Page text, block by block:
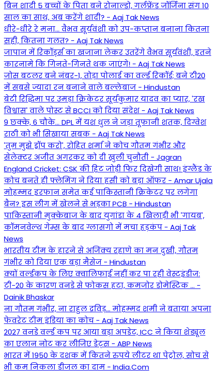
बिन शादी 5 बच्चों के पिता बने रोनाल्डो, गर्लफ्रेंड जॉर्जिना संग 10
साल का साथ, अब करेंगे शादी? - Aaj Tak News
धीरे-धीरे रे मना… वैभव सूर्यवंशी को उप-कप्तान बनाना कितना
सही, कितना गलत? - Aaj Tak News
जापान में रिकॉर्ड्स का खजाना लेकर उतरेंगे वैभव सूर्यवंशी, इतने
कारनामे कि गिनते-गिनते थक जाएंगे! - Aaj Tak News
जोस बटलर बने नंबर-1, तोड़ा पोलार्ड का वर्ल्ड रिकॉर्ड; बने टी20
में सबसे ज्यादा रन बनाने वाले बल्लेबाज - Hindustan
बेटी र‍िद्ध‍िमा पर उमड़ा क्रिकेटर सूर्यकुमार यादव का प्यार, 'रख
विश्वास' वाले पोस्ट से BCCI को दिया संदेश - Aaj Tak News
9 छक्के, 6 चौके... DPL में यश धुल ने जड़ा तूफानी शतक, द‍िग्वेश
राठी को भी स‍िखाया सबक - Aaj Tak News
'तुम मुझे ड्रॉप करो', रोहित शर्मा ने कोच गौतम गंभीर और
सेलेक्टर अजीत अगरकर को दी खुली चुनौती - Jagran
England Cricket: CSK की हिट जोड़ी फिर दिखेगी साथ! इंग्लैंड के
कोच बनते ही फ्लेमिंग ने दिया हसी को बड़ा ऑफर - Amar Ujala
मोहम्मद इरफान समेत कई पाकिस्तानी क्रिकेटर पर लगेगा
बैन? इस लीग में खेलने से भड़का PCB - Hindustan
पाकिस्तानी मुक्केबाज के बाद युगांडा के 4 खिलाड़ी भी 'गायब',
कॉमनवेल्थ गेम्स के बाद ग्लासगो में मचा हड़कंप - Aaj Tak
News
भारतीय टीम के हारने से अजिंक्य रहाणे का मन दुखी, गौतम
गंभीर को दिया एक बड़ा मैसेज - Hindustan
क्यों वर्ल्डकप के लिए क्वालिफाई नहीं कर पा रही वेस्टइंडीज:
टी-20 के कारण वनडे से फोकस हटा, कमजोर डोमेस्टिक ... -
Dainik Bhaskar
ना गौतम गंभीर, ना राहुल द्रव‍िड़... मोहम्मद शमी ने बताया अपना
फेवरेट टीम इंड‍िया का कोच - Aaj Tak News
2027 वनडे वर्ल्ड कप पर आया बड़ा अपडेट, ICC ने किया शेड्यूल
का एलान नोट कर लीजिए डेट्स - ABP News
भारत में 1950 के दशक में कितने रुपये लीटर था पेट्रोल, सोच से
भी कम निकला डीजल का दाम - India.Com